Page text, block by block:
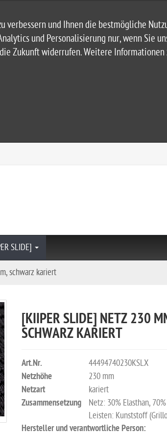
verbessern und Ihnen die bestmögliche
und Personalisierung nur, wenn Sie
Zukunft widerrufen. Weitere
SLIDE]
schwarz kariert
[KIIPER SLIDE] NETZ 230
SCHWARZ KARIERT
Art.Nr. 44494740230KSLX
Netzhöhe 230 mm
Netzart kariert
Zusammensetzung
Netz: 30% Elasthan,
Leisten: Kunststoff
Hersteller und verantwortliche Person: